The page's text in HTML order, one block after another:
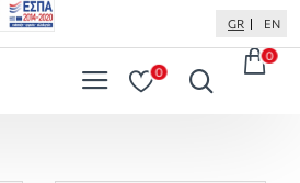
GR EN
0
0